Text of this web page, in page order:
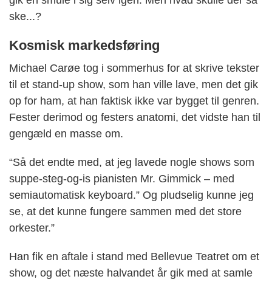
ske...?
Kosmisk markedsføring
Michael Carøe tog i sommerhus for at skrive tekster
til et stand-up show, som han ville lave, men det gik
op for ham, at han faktisk ikke var bygget til genren.
Fester derimod og festers anatomi, det vidste han til
gengæld en masse om.
“Så det endte med, at jeg lavede nogle shows som
suppe-steg-og-is pianisten Mr. Gimmick – med
semiautomatisk keyboard.” Og pludselig kunne jeg
se, at det kunne fungere sammen med det store
orkester.”
Han fik en aftale i stand med Bellevue Teatret om et
show, og det næste halvandet år gik med at samle